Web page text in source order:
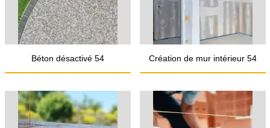
Béton désactivé 54 Création de mur intérieur 54